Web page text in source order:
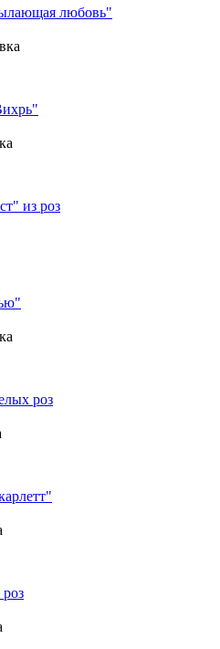
любовь"
из роз
роз